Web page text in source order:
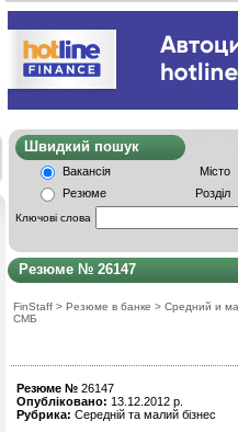
Швидкий
Вакансія
Місто
Резюме
Розділ
Ключові слова
Резюме № 26147
FinStaff > Резюме в банке > Средний и
СМБ
Резюме № 26147
Опубліковано: 13.12.2012 р.
Рубрика: Середній та малий бізнес